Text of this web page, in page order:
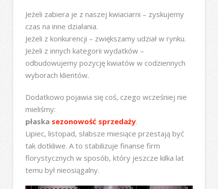
Jeżeli zabiera je z naszej kwiaciarni – zyskujemy
czas na inne działania.
Jeżeli z konkurencji – zwiększamy udział w rynku.
Jeżeli z innych kategorii wydatków –
odbudowujemy pozycję kwiatów w codziennych
wyborach klientów.
Dodatkowo pojawia się coś, czego wcześniej nie
mieliśmy:
płaska sezonowość sprzedaży.
Lipiec, listopad, słabsze miesiące przestają być
tak dotkliwe. A to stabilizuje finanse firm
florystycznych w sposób, który jeszcze kilka lat
temu był nieosiągalny.